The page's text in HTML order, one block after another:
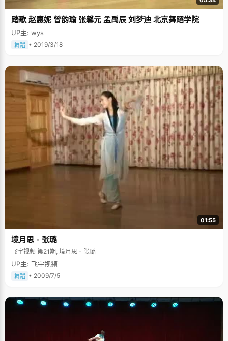
踏歌 赵惠妮 曾韵瑜 张馨元 孟禹辰 刘梦迪 北京舞蹈学院
UP主: wys
舞蹈 • 2019/3/18
01:55
境月思 - 张璐
飞宇视频 第21期, 境月思 - 张璐
UP主: 飞宇视频
舞蹈 • 2009/7/5